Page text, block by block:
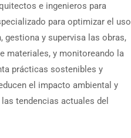
e ingenieros para
para optimizar el uso
gestiona y supervisa las obras,
materiales, y monitoreando la
prácticas sostenibles y
el impacto ambiental y
tendencias actuales del